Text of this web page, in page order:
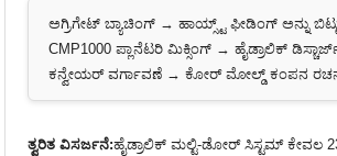
ಅಗ್ರಿಗೇಟ್ ಬ್ಯಾಚಿಂಗ್ → ಹಾಯ್ಸ್ಟ್ ಫೀಡಿಂಗ್ ಅನ್ನು
CMP1000 ಪ್ಲಾನೆಟರಿ ಮಿಕ್ಸಿಂಗ್ → ಹೈಡ್ರಾಲಿಕ್
ಕನ್ವೇಯರ್ ವರ್ಗಾವಣೆ → ಕೋರ್ ಮೋಲ್ಡ್ ಕಂಪನ
ತ್ವರಿತ ವಿಸರ್ಜನೆ:ಹೈಡ್ರಾಲಿಕ್ ಮಲ್ಟಿ-ಡೋರ್ ಸಿಸ್ಟಮ್ ಕೇವಲ